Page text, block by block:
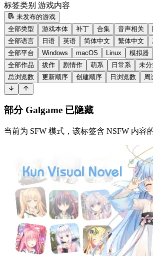
标签类别 游戏内容
未发布的游戏
全部类型
游戏本体 补丁 合集 音声相关
全部语言
日语 英语 简体中文 繁体中文
全部平台
Windows macOS Linux 模拟器
全部作品
拔作 剧情作 萌系 日常系
未
总浏览数
更新顺序 创建顺序 日浏览数 周
部分 Galgame 已隐藏
当前为 SFW 模式，该标签含 NSFW 内容